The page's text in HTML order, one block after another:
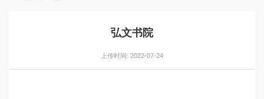
弘文书院
上传时间: 2022-07-24